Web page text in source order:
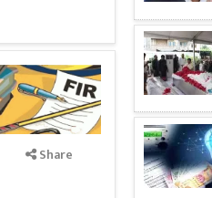
Share